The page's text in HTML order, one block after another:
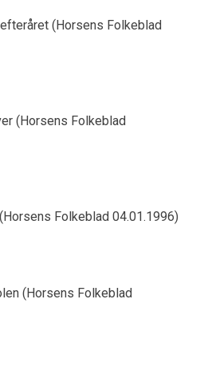
(Horsens Folkeblad
(Horsens Folkeblad
Folkeblad 04.01.1996)
(Horsens Folkeblad